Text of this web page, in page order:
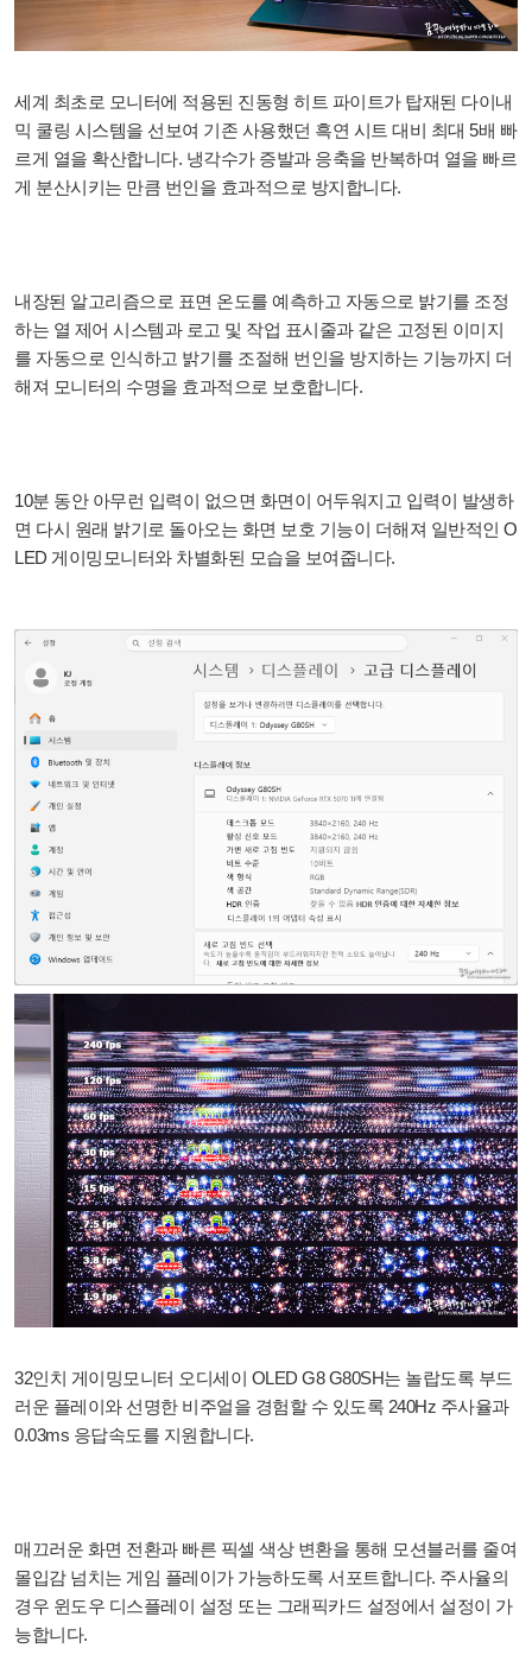
세계 최초로 모니터에 적용된 진동형 히트 파이트가 탑재된 다이내
믹 쿨링 시스템을 선보여 기존 사용했던 흑연 시트 대비 최대 5배 빠
르게 열을 확산합니다. 냉각수가 증발과 응축을 반복하며 열을 빠르
게 분산시키는 만큼 번인을 효과적으로 방지합니다.
내장된 알고리즘으로 표면 온도를 예측하고 자동으로 밝기를 조정
하는 열 제어 시스템과 로고 및 작업 표시줄과 같은 고정된 이미지
를 자동으로 인식하고 밝기를 조절해 번인을 방지하는 기능까지 더
해져 모니터의 수명을 효과적으로 보호합니다.
10분 동안 아무런 입력이 없으면 화면이 어두워지고 입력이 발생하
면 다시 원래 밝기로 돌아오는 화면 보호 기능이 더해져 일반적인 O
LED 게이밍모니터와 차별화된 모습을 보여줍니다.
32인치 게이밍모니터 오디세이 OLED G8 G80SH는 놀랍도록 부드
러운 플레이와 선명한 비주얼을 경험할 수 있도록 240Hz 주사율과
0.03ms 응답속도를 지원합니다.
매끄러운 화면 전환과 빠른 픽셀 색상 변환을 통해 모션블러를 줄여
몰입감 넘치는 게임 플레이가 가능하도록 서포트합니다. 주사율의
경우 윈도우 디스플레이 설정 또는 그래픽카드 설정에서 설정이 가
능합니다.